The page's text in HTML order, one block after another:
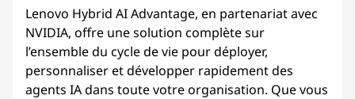
Lenovo Hybrid AI Advantage, en partenariat avec
NVIDIA, offre une solution complète sur
l’ensemble du cycle de vie pour déployer,
personnaliser et développer rapidement des
agents IA dans toute votre organisation. Que vous